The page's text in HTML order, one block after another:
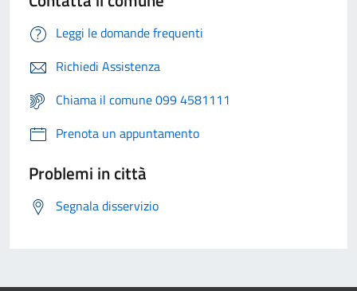
Leggi le domande frequenti
Richiedi Assistenza
Chiama il comune 099 4581111
Prenota un appuntamento
Problemi in città
Segnala disservizio